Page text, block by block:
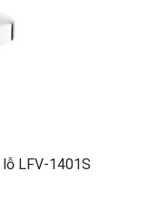
LFV-1401S